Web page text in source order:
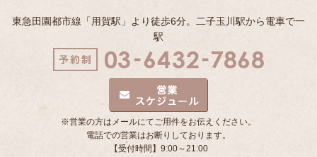
東急田園都市線「用賀駅」より徒歩6分。二子玉川駅から電車で一
駅
※営業の方はメールにてご用件をお伝えください。
電話での営業はお断りしております。
【受付時間】9:00～21:00